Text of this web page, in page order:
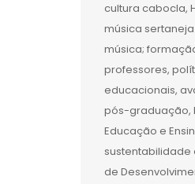
cultura cabocla,
música
música;
professores,
educacionais,
pós-graduação,
Educação e
sustentabilidade
de